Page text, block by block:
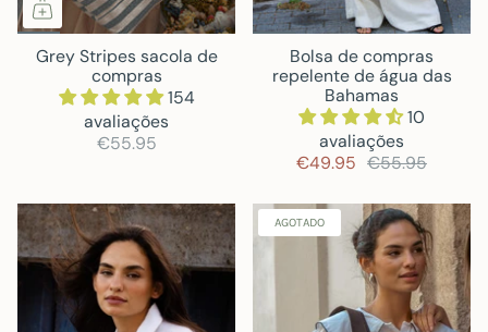
Grey Stripes sacola de
compras
154
avaliações
€55.95
Bolsa de compras
repelente de água das
Bahamas
10
avaliações
€49.95 €55.95
AGOTADO